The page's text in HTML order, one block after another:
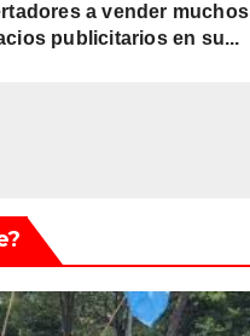
a vender muchos
publicitarios en su...